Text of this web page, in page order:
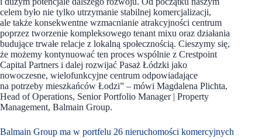
celem było nie tylko utrzymanie stabilnej komercjalizacji,
ale także konsekwentne wzmacnianie atrakcyjności centrum
poprzez tworzenie kompleksowego tenant mixu oraz działania
budujące trwałe relacje z lokalną społecznością. Cieszymy się,
że możemy kontynuować ten proces wspólnie z Crestpoint
Capital Partners i dalej rozwijać Pasaż Łódzki jako
nowoczesne, wielofunkcyjne centrum odpowiadające
na potrzeby mieszkańców Łodzi” – mówi Magdalena Plichta,
Head of Operations, Senior Portfolio Manager | Property
Management, Balmain Group.
Balmain Group ma w portfelu 26 nieruchomości komercyjnych